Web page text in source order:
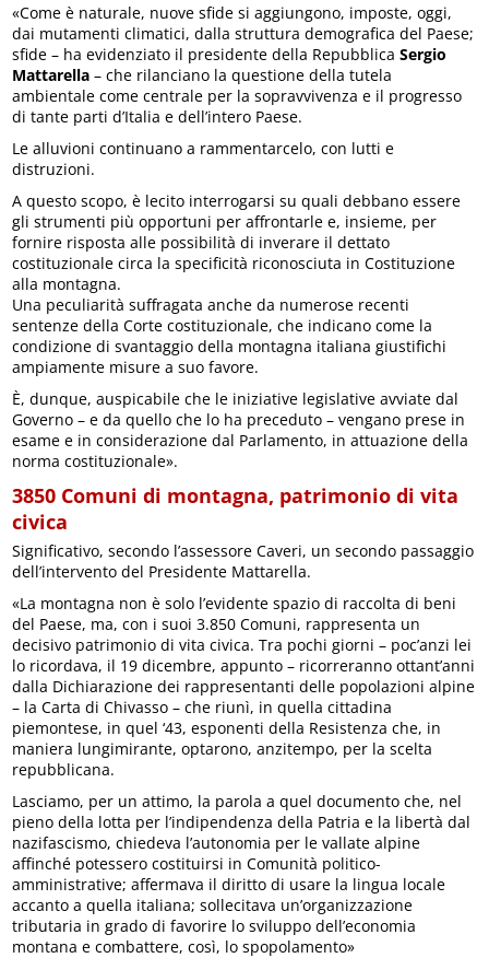
«Come è naturale, nuove sfide si aggiungono, imposte, oggi,
dai mutamenti climatici, dalla struttura demografica del Paese;
sfide – ha evidenziato il presidente della Repubblica Sergio
Mattarella – che rilanciano la questione della tutela
ambientale come centrale per la sopravvivenza e il progresso
di tante parti d’Italia e dell’intero Paese.
Le alluvioni continuano a rammentarcelo, con lutti e
distruzioni.
A questo scopo, è lecito interrogarsi su quali debbano essere
gli strumenti più opportuni per affrontarle e, insieme, per
fornire risposta alle possibilità di inverare il dettato
costituzionale circa la specificità riconosciuta in Costituzione
alla montagna.
Una peculiarità suffragata anche da numerose recenti
sentenze della Corte costituzionale, che indicano come la
condizione di svantaggio della montagna italiana giustifichi
ampiamente misure a suo favore.
È, dunque, auspicabile che le iniziative legislative avviate dal
Governo – e da quello che lo ha preceduto – vengano prese in
esame e in considerazione dal Parlamento, in attuazione della
norma costituzionale».
3850 Comuni di montagna, patrimonio di vita
civica
Significativo, secondo l’assessore Caveri, un secondo passaggio
dell’intervento del Presidente Mattarella.
«La montagna non è solo l’evidente spazio di raccolta di beni
del Paese, ma, con i suoi 3.850 Comuni, rappresenta un
decisivo patrimonio di vita civica. Tra pochi giorni – poc’anzi lei
lo ricordava, il 19 dicembre, appunto – ricorreranno ottant’anni
dalla Dichiarazione dei rappresentanti delle popolazioni alpine
– la Carta di Chivasso – che riunì, in quella cittadina
piemontese, in quel ‘43, esponenti della Resistenza che, in
maniera lungimirante, optarono, anzitempo, per la scelta
repubblicana.
Lasciamo, per un attimo, la parola a quel documento che, nel
pieno della lotta per l’indipendenza della Patria e la libertà dal
nazifascismo, chiedeva l’autonomia per le vallate alpine
affinché potessero costituirsi in Comunità politico-
amministrative; affermava il diritto di usare la lingua locale
accanto a quella italiana; sollecitava un’organizzazione
tributaria in grado di favorire lo sviluppo dell’economia
montana e combattere, così, lo spopolamento»